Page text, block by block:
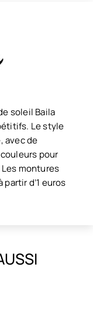
soleil Baila
Le style
avec de
pour
montures
d’1 euros